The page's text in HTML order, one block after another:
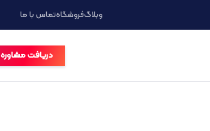
وبلاگفروشگاهتماس با ما
دریافت مشاوره